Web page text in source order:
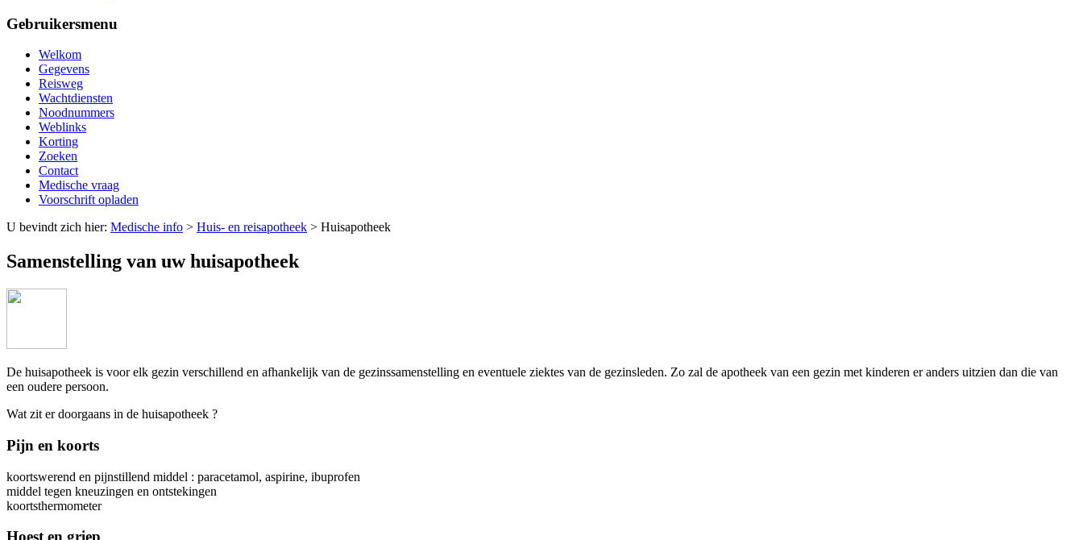
Gebruikersmenu
Welkom
Gegevens
Reisweg
Wachtdiensten
Noodnummers
Weblinks
Korting
Zoeken
Contact
Medische vraag
Voorschrift opladen
U bevindt zich hier: Medische info > Huis- en reisapotheek > Huisapotheek
Samenstelling van uw huisapotheek
De huisapotheek is voor elk gezin verschillend en afhankelijk van de gezinssamenstelling en eventuele ziektes van de gezinsleden. Zo zal de apotheek van een gezin met kinderen er anders uitzien dan die van
een oudere persoon.
Wat zit er doorgaans in de huisapotheek ?
Pijn en koorts
koortswerend en pijnstillend middel : paracetamol, aspirine, ibuprofen
middel tegen kneuzingen en ontstekingen
koortsthermometer